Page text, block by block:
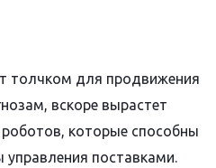
толчком для продвижения
вскоре вырастет
которые способны
поставками.